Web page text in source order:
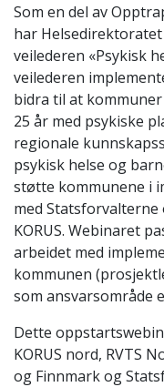
Som en del av
har
veilederen «Psykisk
veilederen
bidra til at
25 år med psykiske
regionale
psykisk helse og
støtte kommunene i
med Statsforvalterne
KORUS. Webinaret
arbeidet med
kommunen
som ansvarsområde
Dette
KORUS nord, RVTS
og Finnmark og